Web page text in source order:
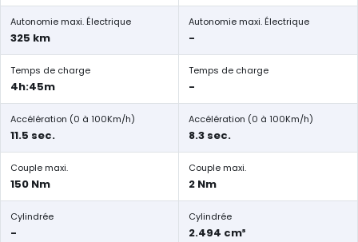
Autonomie maxi. Électrique
325 km
Autonomie maxi. Électrique
-
Temps de charge
4h:45m
Temps de charge
-
Accélération (0 à 100Km/h)
11.5 sec.
Accélération (0 à 100Km/h)
8.3 sec.
Couple maxi.
150 Nm
Couple maxi.
2 Nm
Cylindrée
-
Cylindrée
2.494 cm³